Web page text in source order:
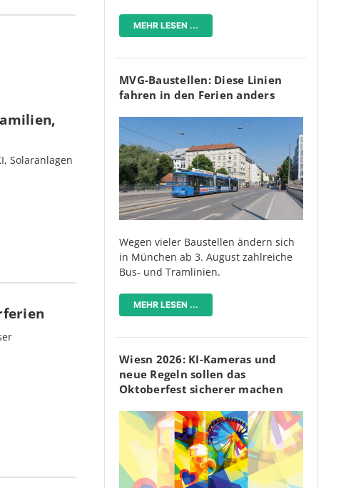
Solaranlagen
MEHR LESEN ...
MVG-Baustellen: Diese Linien
fahren in den Ferien anders
Wegen vieler Baustellen ändern sich
in München ab 3. August zahlreiche
Bus- und Tramlinien.
MEHR LESEN ...
Wiesn 2026: KI-Kameras und
neue Regeln sollen das
Oktoberfest sicherer machen